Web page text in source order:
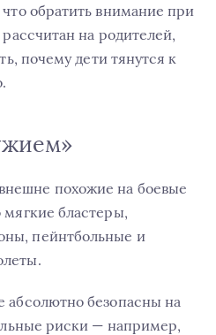
обратить внимание при
на родителей,
почему дети тянутся к
похожие на боевые
бластеры,
пейнтбольные и
абсолютно безопасны на
риски — например,